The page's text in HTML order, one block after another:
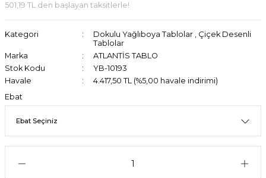
501,19 TL den başlayan taksitlerle!
Kategori Dokulu Yağlıboya Tablolar , Çiçek Desenli
Tablolar
Marka
ATLANTİS TABLO
Stok Kodu
YB-10193
Havale
4.417,50 TL (%5,00 havale indirimi)
Ebat